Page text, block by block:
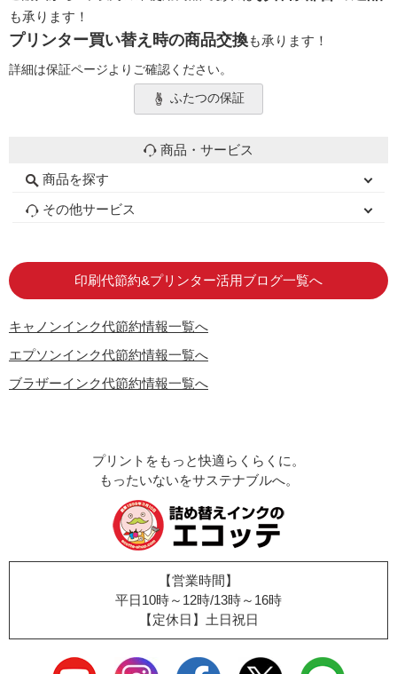
も承ります！
プリンター買い替え時の商品交換も承ります！
詳細は保証ページよりご確認ください。
ふたつの保証
商品・サービス
商品を探す
初心者用セット
キャノンインク
エプソンインク
ブラザーインク
詰め替えインク
互換インクボトル
互換インクカートリッジ
再生インクカートリッジ
トナーカートリッジ
その他サービス
印刷代節約&プリンター活用ブログ一覧へ
キャノンインク代節約情報一覧へ
エプソンインク代節約情報一覧へ
ブラザーインク代節約情報一覧へ
プリントをもっと快適らくらくに。
もったいないをサステナブルへ。
【営業時間】
平日10時～12時/13時～16時
【定休日】土日祝日